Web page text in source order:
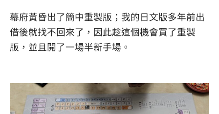
幕府黃昏出了簡中重製版；我的日文版多年前出
借後就找不回來了，因此趁這個機會買了重製
版，並且開了一場半新手場。